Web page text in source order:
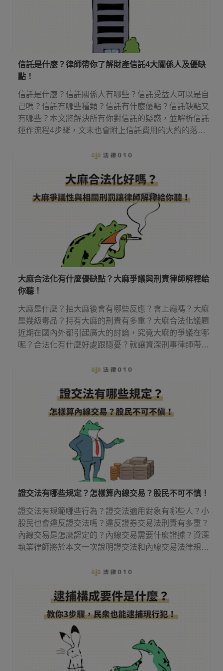
信託是什麼？律師帶你了解財產信託4大關係人及優缺
點！
信託是什麼？信託關係人有哪些？信託受益人可以是自
己嗎？信託有哪些種類？信託有什麼優點？信託缺點又
有哪些？本文將解決所有你對信託的疑惑，並解析信託
運作流程4步驟，文末也會附上信託費用的大約的落
大麻合法化有什麼優缺點？大麻爭議與刑責律師解釋給
你聽！
大麻是什麼？抽大麻後會有哪些反應？會上癮嗎？大麻
是幾級毒品？持有大麻的刑責有多重？大麻合法化議題
近期在國內外都引起廣大的討論，究竟大麻的爭議在哪
呢？合法化有什麼好處跟隱憂？就讓資深刑事律師帶你
證交法有哪些規定？怎樣算內線交易？股民不可不慎！
證交法有規範哪些行為？證交法適用對象有哪些人？小
股民也會違反證交法嗎？違反證券交易法刑責有多重？
內線交易是怎麼認定的？內線交易需要什麼證據？資深
執業律師將於本文一次說明證交法和內線交易法律規